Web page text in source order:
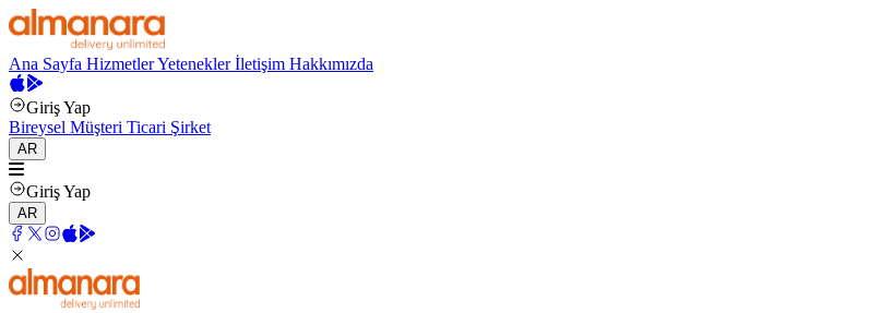
Ana Sayfa HizmetlerYeteneklerİletişim Hakkımızda
Giriş Yap
Bireysel Müşteri Ticari Şirket
AR
Giriş Yap
AR